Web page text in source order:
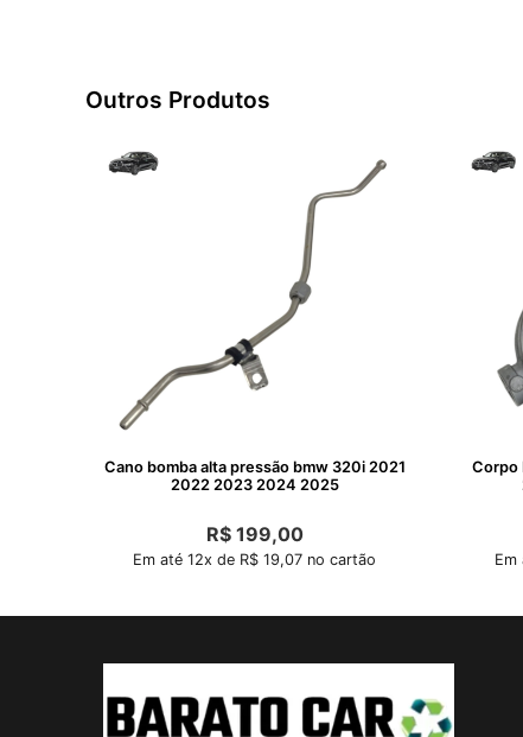
Outros Produtos
Cano bomba alta pressão bmw 320i 2021
2022 2023 2024 2025
R$199,00
Em até 12x de R$ 19,07 no cartão
Corpo
Em